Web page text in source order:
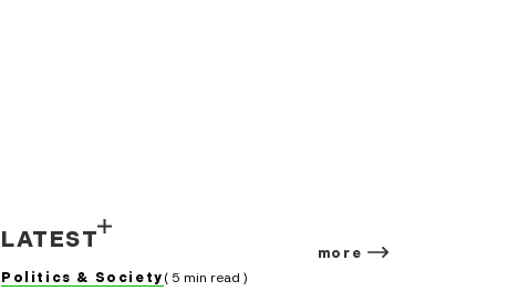
LATEST
Politics & Society ( 5 min read )
more